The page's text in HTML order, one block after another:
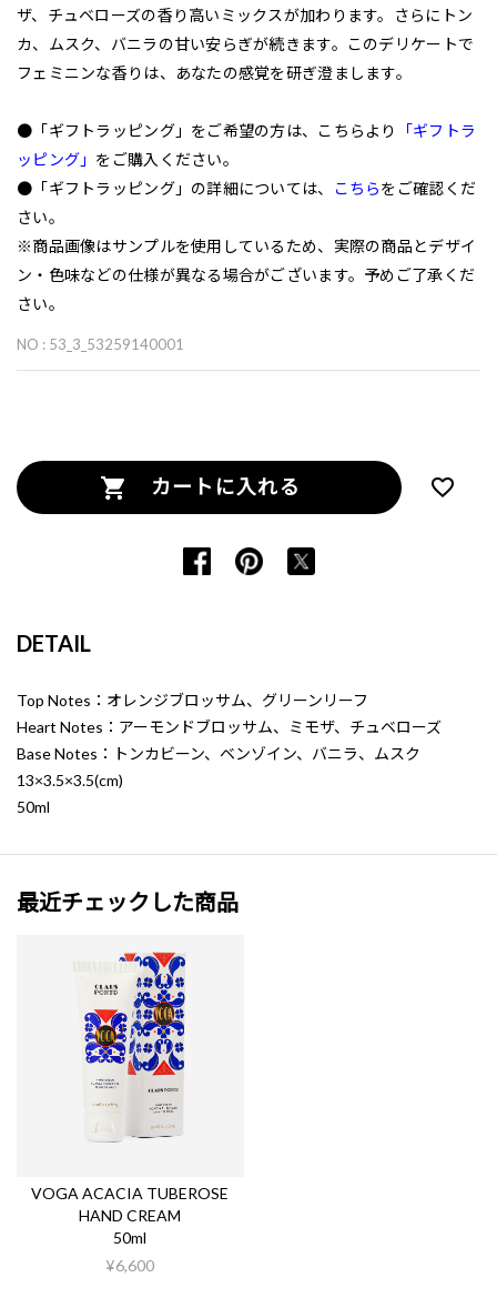
ザ、チュベローズの香り高いミックスが加わります。さらにトン
カ、ムスク、バニラの甘い安らぎが続きます。このデリケートで
フェミニンな香りは、あなたの感覚を研ぎ澄まします。
●「ギフトラッピング」をご希望の方は、こちらより
「ギフトラ
ッピング」 をご購入ください。
●「ギフトラッピング」の詳細については、
こちらをご確認くだ
さい。
※商品画像はサンプルを使用しているため、実際の商品とデザイ
ン・色味などの仕様が異なる場合がございます。予めご了承くだ
さい。
NO : 53_3_53259140001
カートに入れる
DETAIL
Top Notes：オレンジブロッサム、グリーンリーフ
Heart Notes：アーモンドブロッサム、ミモザ、チュベローズ
Base Notes：トンカビーン、ベンゾイン、バニラ、ムスク
13×3.5×3.5(cm)
50ml
最近チェックした商品
VOGA ACACIA TUBEROSE
HAND CREAM
50ml
¥6,600